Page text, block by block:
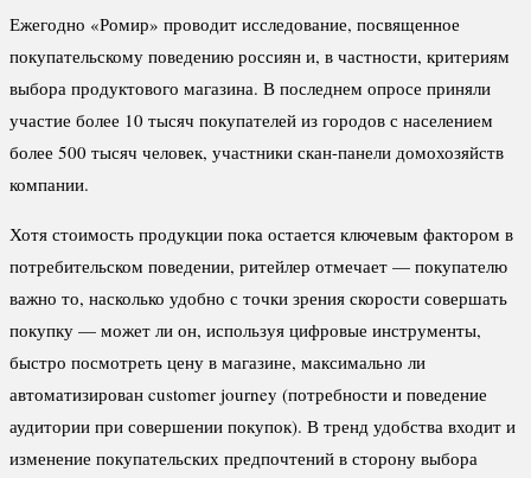
Ежегодно «Ромир» проводит исследование, посвященное
покупательскому поведению россиян и, в частности, критериям
выбора продуктового магазина. В последнем опросе приняли
участие более 10 тысяч покупателей из городов с населением
более 500 тысяч человек, участники скан-панели домохозяйств
компании.
Хотя стоимость продукции пока остается ключевым фактором в
потребительском поведении, ритейлер отмечает — покупателю
важно то, насколько удобно с точки зрения скорости совершать
покупку — может ли он, используя цифровые инструменты,
быстро посмотреть цену в магазине, максимально ли
автоматизирован customer journey (потребности и поведение
аудитории при совершении покупок). В тренд удобства входит и
изменение покупательских предпочтений в сторону выбора